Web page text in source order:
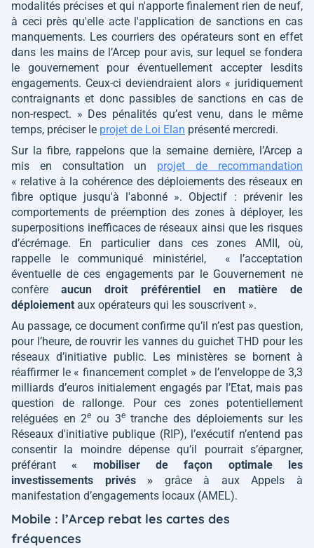
modalités précises et qui n'apporte finalement rien de neuf,
à ceci près qu'elle acte l'application de sanctions en cas
manquements. Les courriers des opérateurs sont en effet
dans les mains de l’Arcep pour avis, sur lequel se fondera
le gouvernement pour éventuellement accepter lesdits
engagements. Ceux-ci deviendraient alors « juridiquement
contraignants et donc passibles de sanctions en cas de
non-respect. » Des pénalités qu’est venu, dans le même
temps, préciser le projet de Loi Elan présenté mercredi.
Sur la fibre, rappelons que la semaine dernière, l’Arcep a
mis en consultation un projet de recommandation
« relative à la cohérence des déploiements des réseaux en
fibre optique jusqu'à l'abonné ». Objectif : prévenir les
comportements de préemption des zones à déployer, les
superpositions inefficaces de réseaux ainsi que les risques
d’écrémage. En particulier dans ces zones AMII, où,
rappelle le communiqué ministériel, « l’acceptation
éventuelle de ces engagements par le Gouvernement ne
confèreaucun droit préférentiel en matière de
déploiement aux opérateurs qui les souscrivent ».
Au passage, ce document confirme qu’il n’est pas question,
pour l’heure, de rouvrir les vannes du guichet THD pour les
réseaux d’initiative public. Les ministères se bornent à
réaffirmer le « financement complet » de l’enveloppe de 3,3
milliards d’euros initialement engagés par l’Etat, mais pas
question de rallonge. Pour ces zones potentiellement
reléguées en 2e ou 3etranche des déploiements sur les
Réseaux d'initiative publique (RIP), l’exécutif n’entend pas
consentir la moindre dépense qu’il pourrait s’épargner,
préférant« mobiliser de façon optimale les
investissements privés » grâce à aux Appels à
manifestation d’engagements locaux (AMEL).
Mobile : l’Arcep rebat les cartes des
fréquences